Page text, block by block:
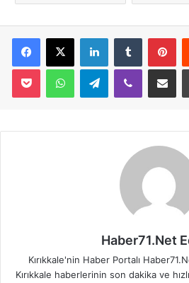
Telegram
Haber71.Net
Kırıkkale'nin Haber Portalı
Kırıkkale haberlerinin son dakika ve